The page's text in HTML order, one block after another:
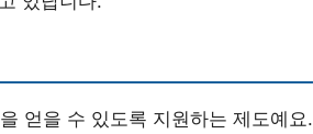
얻을 수 있도록 지원하는 제도예요.